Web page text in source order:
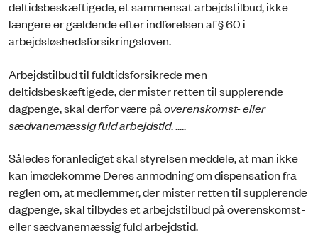
deltidsbeskæftigede, et sammensat arbejdstilbud, ikke
længere er gældende efter indførelsen af § 60 i
arbejdsløshedsforsikringsloven.
Arbejdstilbud til fuldtidsforsikrede men
deltidsbeskæftigede, der mister retten til supplerende
dagpenge, skal derfor være påoverenskomst- eller
sædvanemæssig fuld arbejdstid. .....
Således foranlediget skal styrelsen meddele, at man ikke
kan imødekomme Deres anmodning om dispensation fra
reglen om, at medlemmer, der mister retten til supplerende
dagpenge, skal tilbydes et arbejdstilbud på overenskomst-
eller sædvanemæssig fuld arbejdstid.